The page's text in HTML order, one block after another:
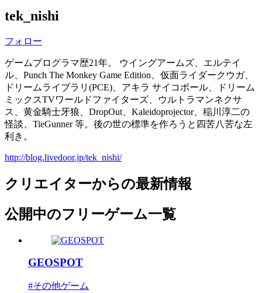
tek_nishi
フォロー
ゲームプログラマ歴21年。 ウイングアームズ、エルテイ
ル、Punch The Monkey Game Edition、仮面ライダークウガ、
ドリームライブラリ(PCE)、アキラ サイコボール、ドリーム
ミックスTVワールドファイターズ、ウルトラマンネクサ
ス、黄金騎士牙狼、DropOut、Kaleidoprojector、稲川淳二の
怪談、TieGunner 等。後の世の標準を作ろうと四苦八苦な左
利き。
http://blog.livedoor.jp/tek_nishi/
クリエイターからの最新情報
公開中のフリーゲーム一覧
GEOSPOT
#その他ゲーム